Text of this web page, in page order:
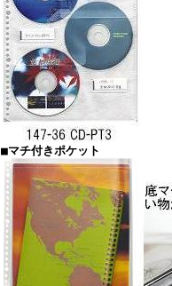
■マチ付きポケット